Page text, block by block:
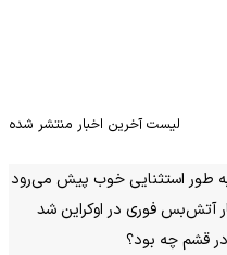
لیست آخرین اخبار منتشر شده
به طور استثنایی خوب پیش می‌رود
آتش‌بس فوری در اوکراین شد
قشم چه بود؟